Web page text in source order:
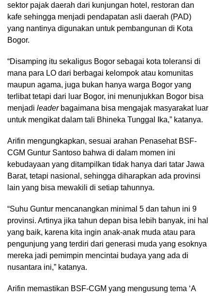
sektor pajak daerah dari kunjungan hotel, restoran dan
kafe sehingga menjadi pendapatan asli daerah (PAD)
yang nantinya digunakan untuk pembangunan di Kota
Bogor.
“Disamping itu sekaligus Bogor sebagai kota toleransi di
mana para LO dari berbagai kelompok atau komunitas
maupun agama, juga bukan hanya warga Bogor yang
terlibat tetapi dari luar Bogor, ini menunjukkan Bogor bisa
menjadi leaderbagaimana bisa mengajak masyarakat luar
untuk mengikat dalam tali Bhineka Tunggal Ika,” katanya.
Arifin mengungkapkan, sesuai arahan Penasehat BSF-
CGM Guntur Santoso bahwa di dalam momen ini
kebudayaan yang ditampilkan tidak hanya dari tatar Jawa
Barat, tetapi nasional, sehingga diharapkan ada provinsi
lain yang bisa mewakili di setiap tahunnya.
“Suhu Guntur mencanangkan minimal 5 dan tahun ini 9
provinsi. Artinya jika tahun depan bisa lebih banyak, ini hal
yang baik, karena kita ingin anak-anak muda atau para
pengunjung yang terdiri dari generasi muda yang esoknya
mereka jadi pemimpin mencintai budaya yang ada di
nusantara ini,” katanya.
Arifin memastikan BSF-CGM yang mengusung tema ‘A